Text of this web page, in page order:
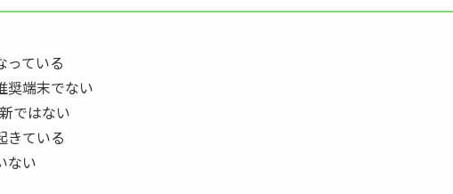
っている
奨端末でない
ではない
きている
ない